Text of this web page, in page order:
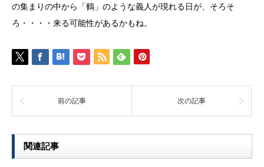
の集まりの中から「鶴」のような義人が現れる日が、そろそ
ろ・・・・来る可能性があるかもね。
前の記事 次の記事
関連記事